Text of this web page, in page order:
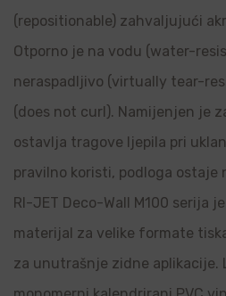
(repositionable) zahvaljujući
Otporno je na vodu (water-
neraspadljivo (virtually tear-
(does not curl). Namijenjen je
ostavlja tragove ljepila pri
pravilno koristi, podloga ostaje
RI-JET Deco-Wall M100 serija
materijal za velike formate
za unutrašnje zidne aplikacije.